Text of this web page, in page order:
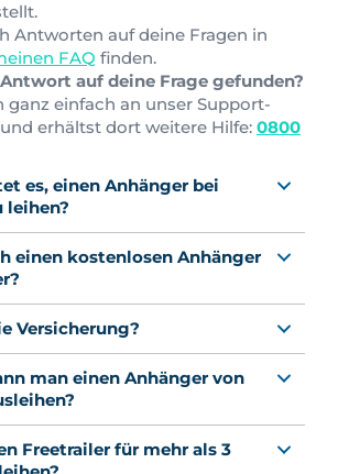
Antworten auf deine Fragen in
FAQ finden.
auf deine Frage gefunden?
ganz einfach an unser Support-
erhältst dort weitere Hilfe: 0800
es, einen Anhänger bei
leihen?
einen kostenlosen Anhänger
Versicherung?
man einen Anhänger von
Freetrailer für mehr als 3